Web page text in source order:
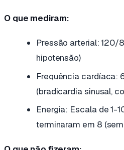
O que mediram:
Pressão arterial: 120/
hipotensão)
Frequência cardíaca:
(bradicardia sinusal,
Energia: Escala de 1-
terminaram em 8